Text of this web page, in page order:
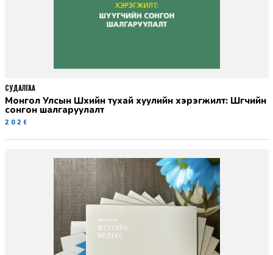
Монгол Улсын Шүүхийн тухай хуулийн хэрэгжилт: Шүүгчийн
сонгон шалгаруулалт
2026-06-19
СУДАЛГАА